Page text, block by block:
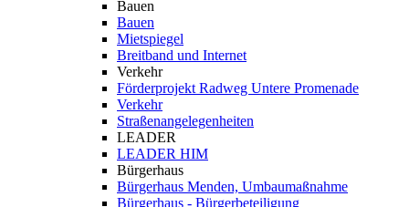
Bauen
Bauen
Mietspiegel
Breitband und Internet
Verkehr
Förderprojekt Radweg Untere Promenade
Verkehr
Straßenangelegenheiten
LEADER
LEADER HIM
Bürgerhaus
Bürgerhaus Menden, Umbaumaßnahme
Bürgerhaus - Bürgerbeteiligung